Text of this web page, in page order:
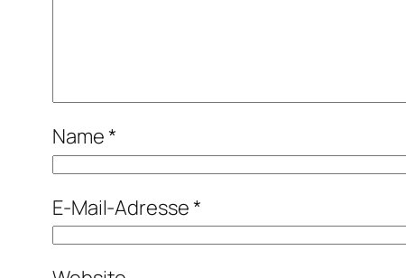
Name*
E-Mail-Adresse*